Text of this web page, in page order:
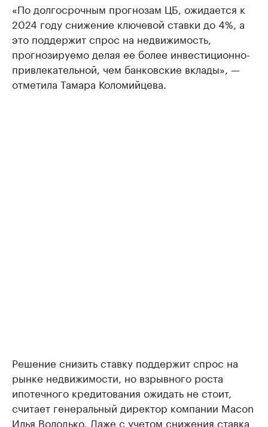
«По долгосрочным прогнозам ЦБ, ожидается к
2024 году снижение ключевой ставки до 4%, а
это поддержит спрос на недвижимость,
прогнозируемо делая ее более инвестиционно-
привлекательной, чем банковские вклады», —
отметила Тамара Коломийцева.
Решение снизить ставку поддержит спрос на
рынке недвижимости, но взрывного роста
ипотечного кредитования ожидать не стоит,
считает генеральный директор компании Macon
Илья Володько. Даже с учетом снижения ставка